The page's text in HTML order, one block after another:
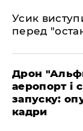
​Усик
перед
​Дрон
аеропорт і
запуску:
кадри